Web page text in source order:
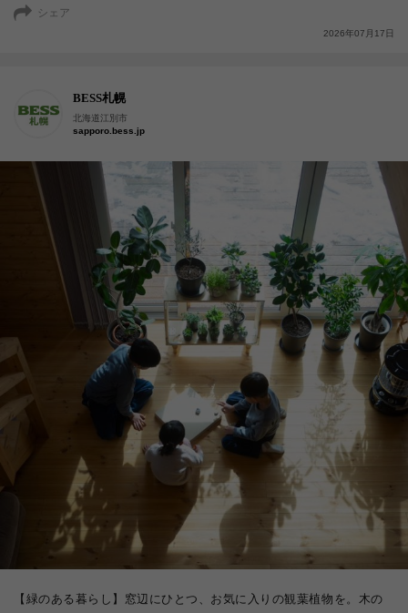
シェア
2026年07月17日
BESS札幌
北海道江別市
sapporo.bess.jp
【緑のある暮らし】窓辺にひとつ、お気に入りの観葉植物を。木の